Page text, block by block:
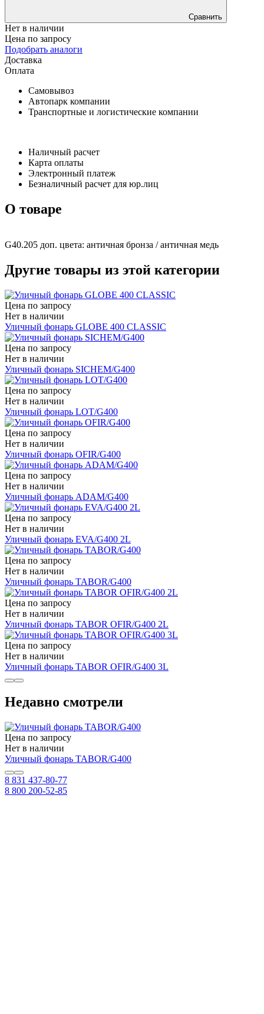
Сравнить
Нет в наличии
Цена по запросу
Подобрать аналоги
Доставка
Оплата
Самовывоз
Автопарк компании
Транспортные и логистические компании
Наличный расчет
Карта оплаты
Электронный платеж
Безналичный расчет для юр.лиц
О товаре
G40.205 доп. цвета: античная бронза / античная медь
Другие товары из этой категории
Цена по запросу
Нет в наличии
Уличный фонарь GLOBE 400 CLASSIC
Цена по запросу
Нет в наличии
Уличный фонарь SICHEM/G400
Цена по запросу
Нет в наличии
Уличный фонарь LOT/G400
Цена по запросу
Нет в наличии
Уличный фонарь OFIR/G400
Цена по запросу
Нет в наличии
Уличный фонарь ADAM/G400
Цена по запросу
Нет в наличии
Уличный фонарь EVA/G400 2L
Цена по запросу
Нет в наличии
Уличный фонарь TABOR/G400
Цена по запросу
Нет в наличии
Уличный фонарь TABOR OFIR/G400 2L
Цена по запросу
Нет в наличии
Уличный фонарь TABOR OFIR/G400 3L
Недавно смотрели
Цена по запросу
Нет в наличии
Уличный фонарь TABOR/G400
8 831 437-80-77
8 800 200-52-85